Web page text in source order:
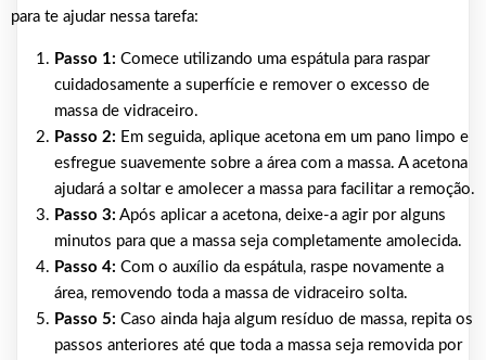
para te ajudar nessa tarefa:
Passo 1: Comece utilizando uma espátula para raspar
cuidadosamente a superfície e remover o excesso de
massa de vidraceiro.
Passo 2: Em seguida, aplique acetona em um pano limpo e
esfregue suavemente sobre a área com a massa. A acetona
ajudará a soltar e amolecer a massa para facilitar a remoção.
Passo 3: Após aplicar a acetona, deixe-a agir por alguns
minutos para que a massa seja completamente amolecida.
Passo 4: Com o auxílio da espátula, raspe novamente a
área, removendo toda a massa de vidraceiro solta.
Passo 5: Caso ainda haja algum resíduo de massa, repita os
passos anteriores até que toda a massa seja removida por